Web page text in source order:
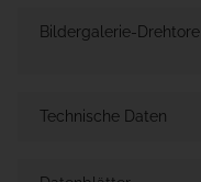
Bildergalerie-Drehtore
Technische Daten